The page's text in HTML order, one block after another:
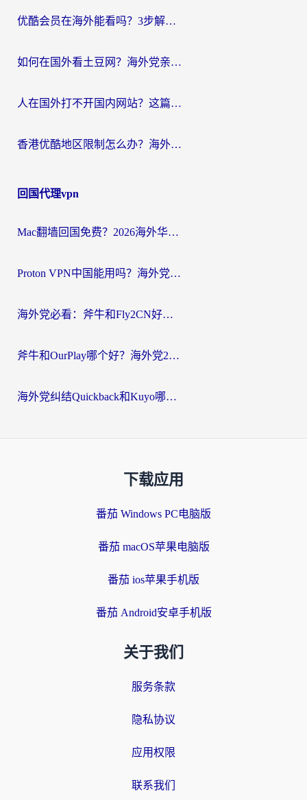
优酷会员在海外能看吗？3步解决海外追剧难题，附实测好用加速器推荐
如何在国外看土豆网？海外党亲测有效的追剧加速器选择指南
人在国外打不开国内网站？这篇攻略帮你无缝解锁国内资源（附交管12123使用技巧）
香港优酷地区限制怎么办？海外党亲测有效的追剧解决方案
回国代理vpn
Mac翻墙回国免费？2026海外华人亲测：从CCTV5直播到国内APP，这样选加速器才靠谱
Proton VPN中国能用吗？海外党选回国加速器的避坑指南（附番茄加速器实测）
海外党必看：斧牛和Fly2CN好用吗？3招教你选对回国加速器（附免费试用攻略）
斧牛和OurPlay哪个好？海外党2026亲测：选对加速器，国内资源秒加载
海外党纠结Quickback和Kuyo哪个好？选对回国加速器才能无缝刷国内资源
下载应用
番茄 Windows PC电脑版
番茄 macOS苹果电脑版
番茄 ios苹果手机版
番茄 Android安卓手机版
关于我们
服务条款
隐私协议
应用权限
联系我们